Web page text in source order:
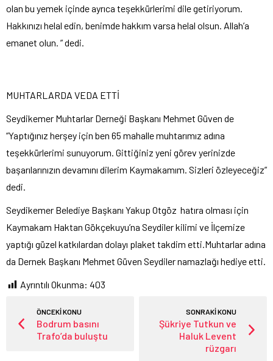
olan bu yemek içinde ayrıca teşekkürlerimi dile getiriyorum.
Hakkınızı helal edin, benimde hakkım varsa helal olsun. Allah’a
emanet olun. ” dedi.
MUHTARLARDA VEDA ETTİ
Seydikemer Muhtarlar Derneği Başkanı Mehmet Güven de
“Yaptığınız herşey için ben 65 mahalle muhtarımız adına
teşekkürlerimi sunuyorum. Gittiğiniz yeni görev yerinizde
başarılarınızın devamını dilerim Kaymakamım. Sizleri özleyeceğiz”
dedi.
Seydikemer Belediye Başkanı Yakup Otgöz hatıra olması için
Kaymakam Haktan Gökçekuyu’na Seydiler kilimi ve İlçemize
yaptığı güzel katkılardan dolayı plaket takdim etti.Muhtarlar adına
da Dernek Başkanı Mehmet Güven Seydiler namazlağı hediye etti.
Ayrıntılı Okunma: 403
ÖNCEKİ KONU
Bodrum basını
Trafo’da buluştu
SONRAKİ KONU
Şükriye Tutkun ve
Haluk Levent
rüzgarı